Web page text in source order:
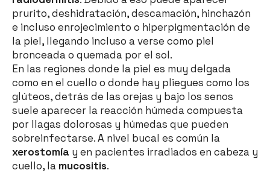
prurito, deshidratación, descamación, hinchazón
e incluso enrojecimiento o hiperpigmentación de
la piel, llegando incluso a verse como piel
bronceada o quemada por el sol.
En las regiones donde la piel es muy delgada
como en el cuello o donde hay pliegues como los
glúteos, detrás de las orejas y bajo los senos
suele aparecer la reacción húmeda compuesta
por llagas dolorosas y húmedas que pueden
sobreinfectarse. A nivel bucal es común la
xerostomía y en pacientes irradiados en cabeza y
cuello, la mucositis.